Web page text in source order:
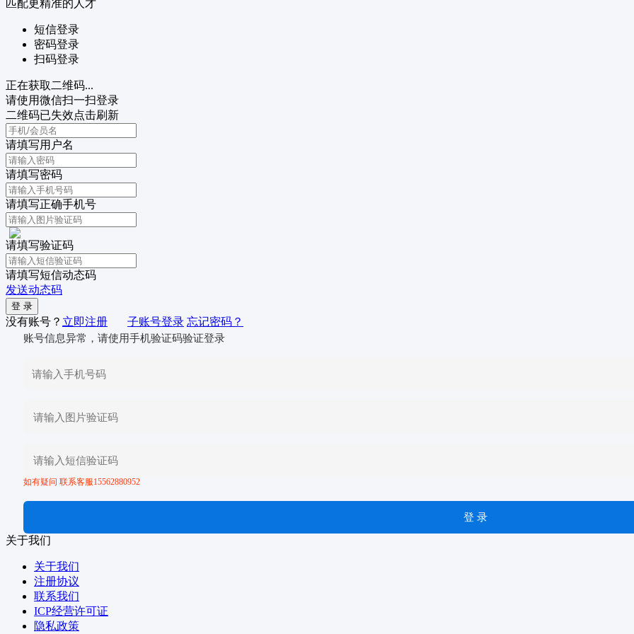
匹配更精准的人才
短信登录
密码登录
扫码登录
正在获取二维码...
请使用微信扫一扫登录
二维码已失效点击刷新
请填写用户名
请填写密码
请填写正确手机号
请填写验证码
请填写短信动态码
发送动态码
没有账号？ 立即注册 子账号登录 忘记密码？
账号信息异常，请使用手机验证码验证登录
如有疑问 联系客服15562880952
关于我们
关于我们
注册协议
联系我们
ICP经营许可证
隐私政策